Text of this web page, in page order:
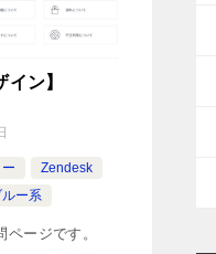
イン】
Zendesk
ルー系
ージです。